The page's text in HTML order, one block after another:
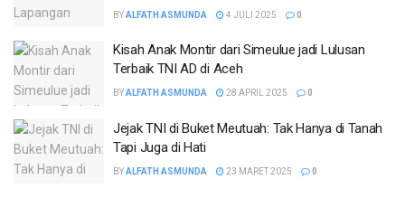
BYALFATH ASMUNDA 4 JULI 2025 0
Kisah Anak Montir dari Simeulue jadi Lulusan
Terbaik TNI AD di Aceh
BYALFATH ASMUNDA 28 APRIL 2025 0
Jejak TNI di Buket Meutuah: Tak Hanya di Tanah
Tapi Juga di Hati
BYALFATH ASMUNDA 23 MARET 2025 0